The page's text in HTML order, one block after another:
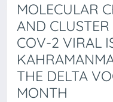
MOLECULAR
AND CLUSTER
COV-2 VIRAL
THE DELTA
MONTH